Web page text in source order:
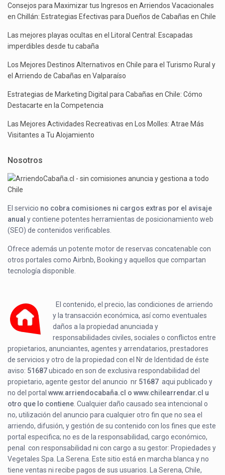
Consejos para Maximizar tus Ingresos en Arriendos Vacacionales
en Chillán: Estrategias Efectivas para Dueños de Cabañas en Chile
Las mejores playas ocultas en el Litoral Central: Escapadas
imperdibles desde tu cabaña
Los Mejores Destinos Alternativos en Chile para el Turismo Rural y
el Arriendo de Cabañas en Valparaíso
Estrategias de Marketing Digital para Cabañas en Chile: Cómo
Destacarte en la Competencia
Las Mejores Actividades Recreativas en Los Molles: Atrae Más
Visitantes a Tu Alojamiento
Nosotros
El servicio no cobra comisiones ni cargos extras por el avisaje
anual y contiene potentes herramientas de posicionamiento web
(SEO) de contenidos verificables.
Ofrece además un potente motor de reservas concatenable con
otros portales como Airbnb, Booking y aquellos que compartan
tecnología disponible.
El contenido, el precio, las condiciones de arriendo
y la transacción económica, así como eventuales
daños a la propiedad anunciada y
responsabilidades civiles, sociales o conflictos entre
propietarios, anunciantes, agentes y arrendatarios, prestadores
de servicios y otro de la propiedad con el Nr de Identidad de éste
aviso: 51687ubicado enson de exclusiva respondabilidad del
propietario, agente gestor del anuncio nr 51687 aqui publicado y
no del portalwww.arriendocabaña.cl o www.chilearrendar.cl u
otro que lo contiene. Cualquier daño causado sea intencional o
no, utilización del anuncio para cualquier otro fin que no sea el
arriendo, difusión, y gestión de su contenido con los fines que este
portal especifica; no es de la responsabilidad, cargo económico,
penal con responsabilidad ni con cargo a su gestor: Propiedades y
Vegetales Spa. La Serena. Este sitio está en marcha blanca y no
tiene ventas ni recibe pagos de sus usuarios. La Serena, Chile,